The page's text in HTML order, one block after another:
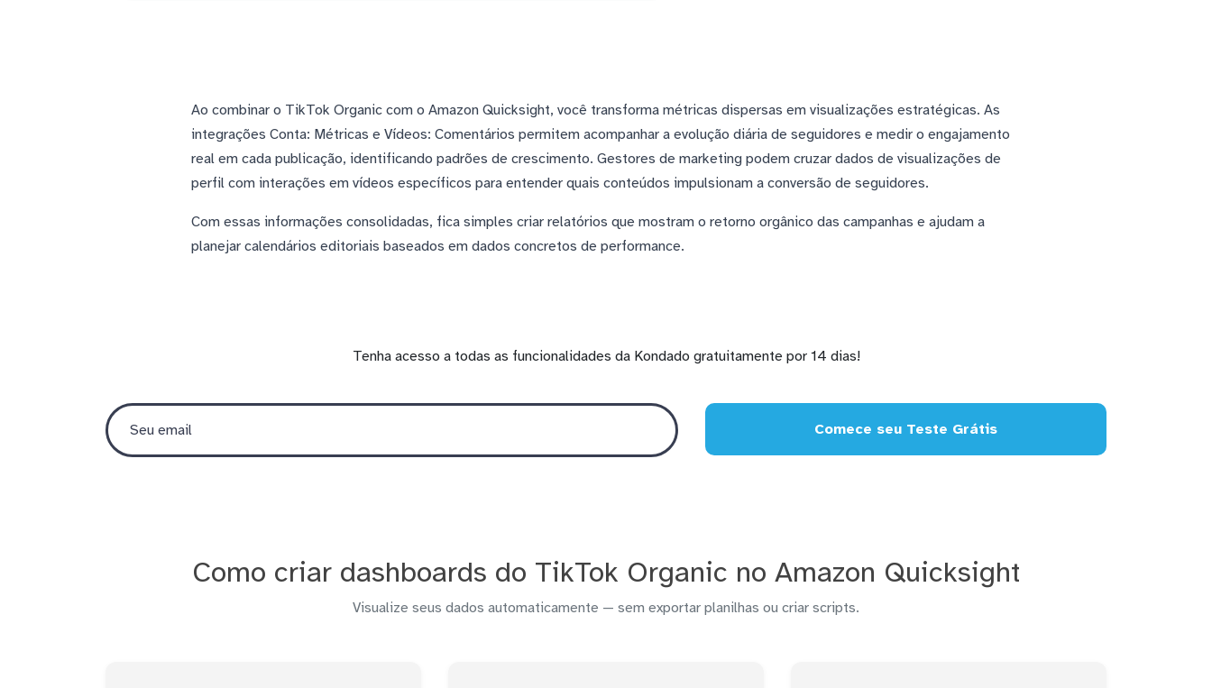
Ao combinar o TikTok Organic com o Amazon Quicksight, você transforma métricas dispersas em visualizações estratégicas. As
integrações Conta: Métricas e Vídeos: Comentários permitem acompanhar a evolução diária de seguidores e medir o engajamento
real em cada publicação, identificando padrões de crescimento. Gestores de marketing podem cruzar dados de visualizações de
perfil com interações em vídeos específicos para entender quais conteúdos impulsionam a conversão de seguidores.
Com essas informações consolidadas, fica simples criar relatórios que mostram o retorno orgânico das campanhas e ajudam a
planejar calendários editoriais baseados em dados concretos de performance.
Tenha acesso a todas as funcionalidades da Kondado gratuitamente por 14 dias!
Comece seu Teste Grátis
Como criar dashboards do TikTok Organic no Amazon Quicksight
Visualize seus dados automaticamente — sem exportar planilhas ou criar scripts.